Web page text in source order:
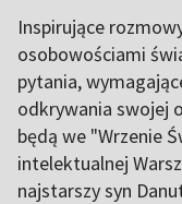
Inspirujące
osobowościami
pytania,
odkrywania swojej
będą we "Wrzenie
intelektualnej
najstarszy syn